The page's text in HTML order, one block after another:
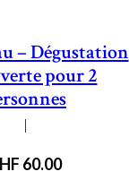
– Dégustation
pour 2
|
60.00